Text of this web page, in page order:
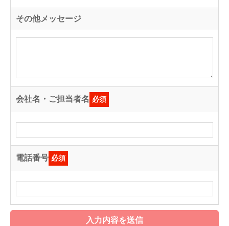
その他メッセージ
会社名・ご担当者名 必須
電話番号 必須
入力内容を送信